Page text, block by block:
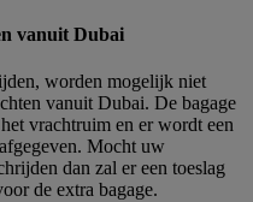
vanuit Dubai
worden mogelijk niet
vanuit Dubai. De bagage
vrachtruim en er wordt een
Mocht uw
dan zal er een toeslag
de extra bagage.